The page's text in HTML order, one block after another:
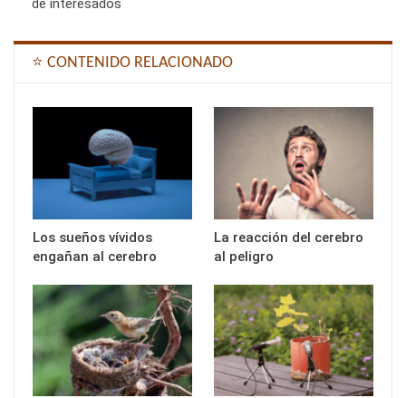
de interesados
⭐ CONTENIDO RELACIONADO
Los sueños vívidos
engañan al cerebro
La reacción del cerebro
al peligro